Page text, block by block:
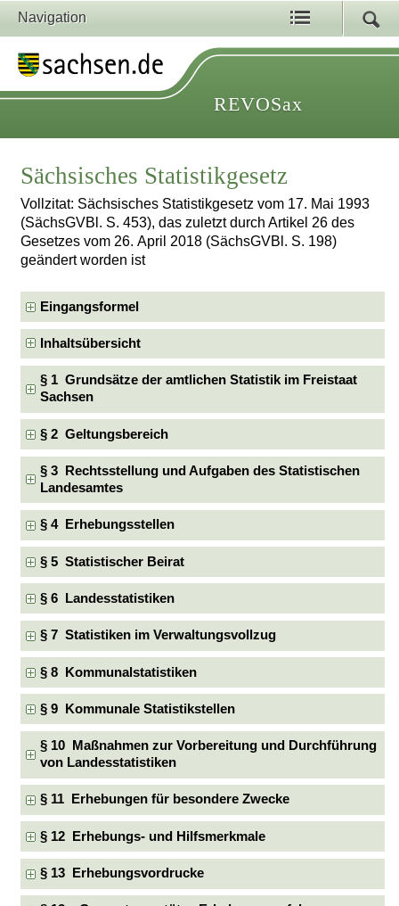
Navigation
REVOSax
Sächsisches Statistikgesetz
Vollzitat: Sächsisches Statistikgesetz vom 17. Mai 1993
(SächsGVBl. S. 453), das zuletzt durch Artikel 26 des
Gesetzes vom 26. April 2018 (SächsGVBl. S. 198)
geändert worden ist
Eingangsformel
Inhaltsübersicht
§ 1 Grundsätze der amtlichen Statistik im Freistaat
Sachsen
§ 2 Geltungsbereich
§ 3 Rechtsstellung und Aufgaben des Statistischen
Landesamtes
§ 4 Erhebungsstellen
§ 5 Statistischer Beirat
§ 6 Landesstatistiken
§ 7 Statistiken im Verwaltungsvollzug
§ 8 Kommunalstatistiken
§ 9 Kommunale Statistikstellen
§ 10 Maßnahmen zur Vorbereitung und Durchführung
von Landesstatistiken
§ 11 Erhebungen für besondere Zwecke
§ 12 Erhebungs- und Hilfsmerkmale
§ 13 Erhebungsvordrucke